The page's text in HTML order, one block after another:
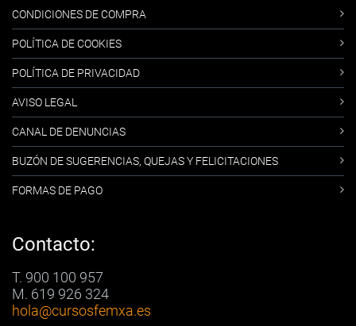
CONDICIONES DE COMPRA
POLÍTICA DE COOKIES
POLÍTICA DE PRIVACIDAD
AVISO LEGAL
CANAL DE DENUNCIAS
BUZÓN DE SUGERENCIAS, QUEJAS Y FELICITACIONES
FORMAS DE PAGO
Contacto:
T. 900 100 957
M. 619 926 324
hola@cursosfemxa.es